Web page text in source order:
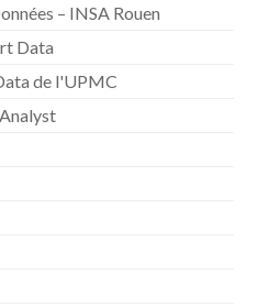
– INSA Rouen
Data
de l'UPMC